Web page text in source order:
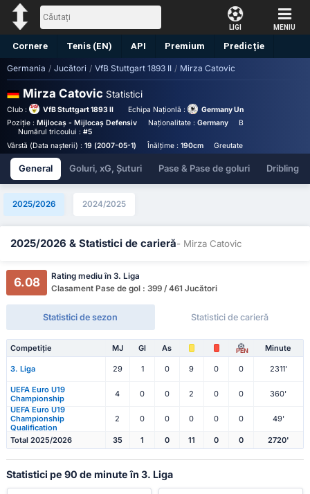
LIGI MENIU
Cornere Tenis (EN) API Premium Predicție
Germania / Jucători / VfB Stuttgart 1893 II / Mirza Catovic
Mirza Catovic Statistici
Club : VfB Stuttgart 1893 II Echipa Naționlă :
Germany Under 19
Poziție : Mijlocaș - Mijlocaș Defensiv Naționalitate : Germany Birthplace :
Numărul tricoului : #5
Vârstă (Data nașterii) : 19 (2007-05-1) Înălțime : 190cm Greutate :
General Goluri, xG, Șuturi Pase & Pase de goluri Dribling
2025/2026 2024/2025
2025/2026 & Statistici de carieră- Mirza Catovic
6.08
Rating mediu în 3. Liga
Clasament Pase de gol : 399 / 461 Jucători
Statistici de sezon Statistici de carieră
Competiție MJ Gl As PEN Minute
3. Liga 29 1 0 9 0 0 2311'
UEFA Euro U19
Championship
4 0 0 2 0 0
360'
UEFA Euro U19
Championship
Qualification
2 0 0 0 0 0 49'
Total 2025/2026 35 1 0 11 0 0 2720'
Statistici pe 90 de minute în 3. Liga